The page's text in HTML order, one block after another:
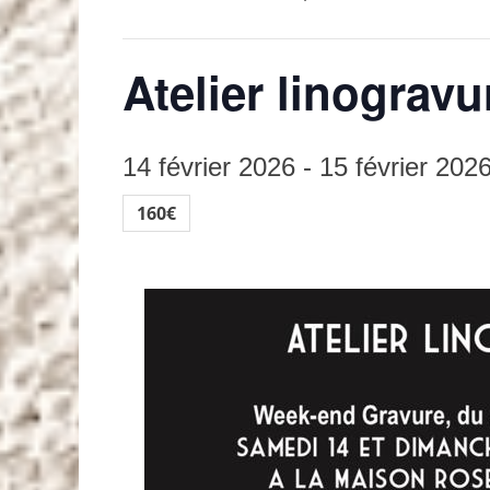
Atelier
14 février 2026 - 15 février
160€